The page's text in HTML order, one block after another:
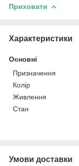
Приховати
Характеристики
Основні
Призначення
Колір
Живлення
Стан
Умови доставки